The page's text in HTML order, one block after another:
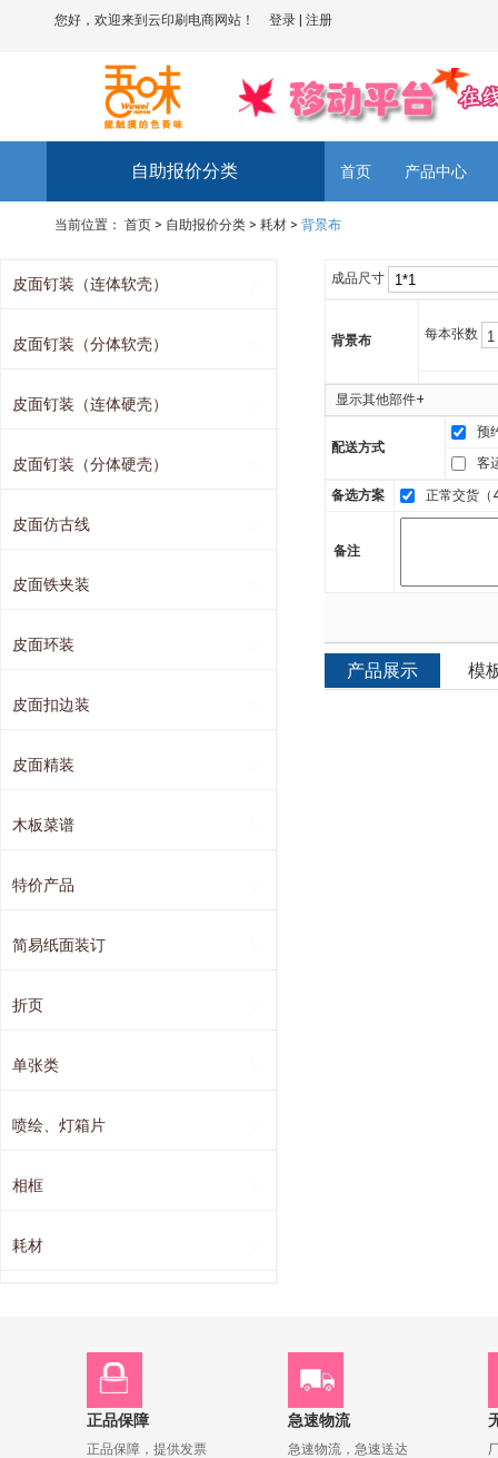
您好，欢迎来到云印刷电商网站！ 登录 注册
自助报价分类 首页 产品中心
当前位置： 首页 > 自助报价分类 > 耗材 > 背景布
皮面钉装（连体软壳）
皮面钉装（分体软壳）
皮面钉装（连体硬壳）
皮面钉装（分体硬壳）
皮面仿古线
皮面铁夹装
皮面环装
皮面扣边装
皮面精装
木板菜谱
特价产品
简易纸面装订
折页
单张类
喷绘、灯箱片
相框
耗材
成品尺寸
背景布 每本张数
显示其他部件+
配送方式
预
客
备选方案 正常交货（
备注
产品展示 模
正品保障
正品保障，提供发票
急速物流
急速物流，急速送达